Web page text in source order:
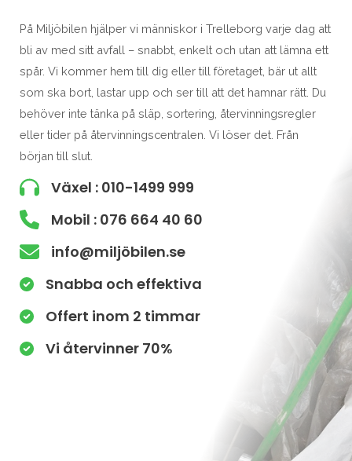
På Miljöbilen hjälper vi människor i Trelleborg varje dag att
bli av med sitt avfall – snabbt, enkelt och utan att lämna ett
spår. Vi kommer hem till dig eller till företaget, bär ut allt
som ska bort, lastar upp och ser till att det hamnar rätt. Du
behöver inte tänka på släp, sortering, återvinningsregler
eller tider på återvinningscentralen. Vi löser det. Från
början till slut.
Växel : 010-1499 999
Mobil : 076 664 40 60
info@miljöbilen.se
Snabba och effektiva
Offert inom 2 timmar
Vi återvinner 70%